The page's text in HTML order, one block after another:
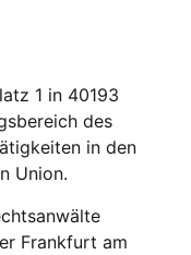
1 in 40193
des
in den
Union.
Frankfurt am